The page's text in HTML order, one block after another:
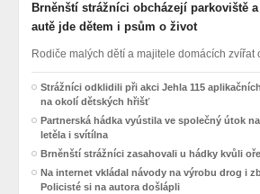
Brněnští strážníci obcházejí parkoviště
autě jde dětem i psům o život
Rodiče malých dětí a majitele domácích zvířat
Strážníci odklidili při akci Jehla 115
na okolí dětských hřišť
Partnerská hádka vyústila ve společný útok
letěla i svítílna
Brněnští strážníci zasahovali u hádky kvůli
Na internet vkládal návody na výrobu drog i
Policisté si na autora došlápli